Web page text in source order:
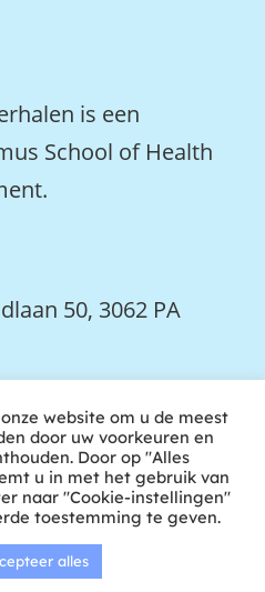
is een
School of Health
50, 3062 PA
actief op LinkedIn
door tweekoppig
website om u de meest
door uw voorkeuren en
Door op "Alles
u in met het gebruik van
naar "Cookie-instellingen"
toestemming te geven.
alles